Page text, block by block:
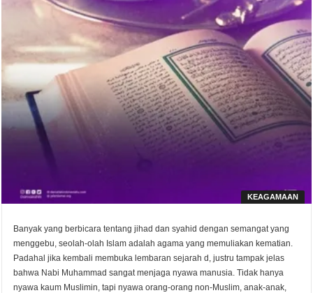
KEAGAMAAN
Banyak yang berbicara tentang jihad dan syahid dengan semangat yang
menggebu, seolah-olah Islam adalah agama yang memuliakan kematian.
Padahal jika kembali membuka lembaran sejarah d, justru tampak jelas
bahwa Nabi Muhammad sangat menjaga nyawa manusia. Tidak hanya
nyawa kaum Muslimin, tapi nyawa orang-orang non-Muslim, anak-anak,